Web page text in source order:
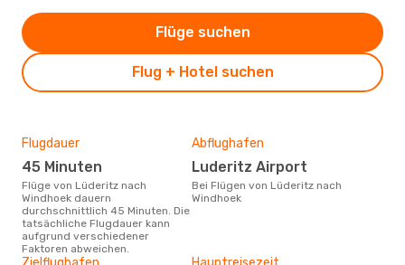
Flug + Hotel suchen
Flüge suchen
Flugdauer
45 Minuten
Flüge von Lüderitz nach
Windhoek dauern
durchschnittlich 45 Minuten. Die
tatsächliche Flugdauer kann
aufgrund verschiedener
Faktoren abweichen.
Abflughafen
Luderitz Airport
Bei Flügen von Lüderitz nach
Windhoek